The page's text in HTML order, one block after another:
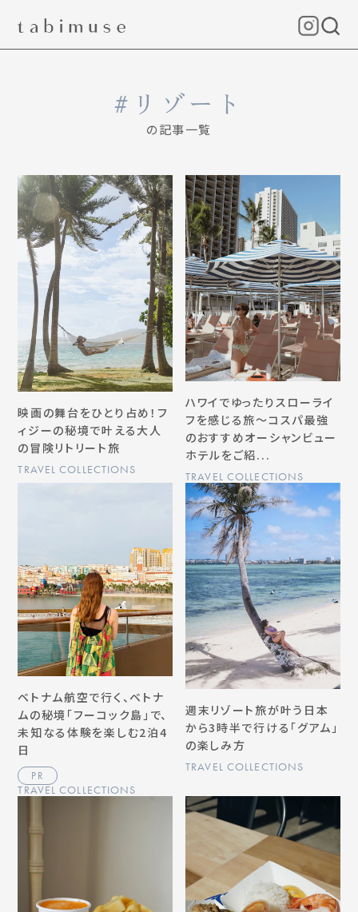
リゾート
の記事一覧
映画の舞台をひとり占め！フ
ィジーの秘境で叶える大人
の冒険リトリート旅
TRAVEL COLLECTIONS
ハワイでゆったりスローライ
フを感じる旅～コスパ最強
のおすすめオーシャンビュー
ホテルをご紹...
TRAVEL COLLECTIONS
ベトナム航空で行く、ベトナ
ムの秘境「フーコック島」で、
未知なる体験を楽しむ2泊4
日
PR
TRAVEL COLLECTIONS
週末リゾート旅が叶う日本
から3時半で行ける「グアム」
の楽しみ方
TRAVEL COLLECTIONS